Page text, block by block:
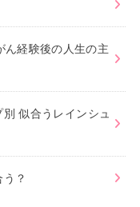
経験後の人生の主
似合うレインシュ
？